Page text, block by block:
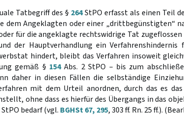
Tatbegriff des § 264StPO erfasst als einen Teil
dem Angeklagten oder einer „drittbegünstigten“
für die angeklagte rechtswidrige Tat
der Hauptverhandlung ein Verfahrenshindernis
hindert, bleibt das Verfahren insoweit
gemäß § 154Abs. 2 StPO – bis zum
daher in diesen Fällen die selbständige
mit dem Urteil anordnen, durch das es
ohne dass es hierfür des Übergangs in das
bedarf (vgl. BGHSt 67, 295, 303 ff. Rn. 25 ff.).